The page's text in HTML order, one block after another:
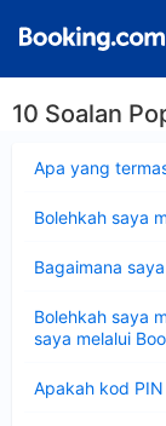
10 Soalan
Apa yang
Bolehkah saya
Bagaimana
Bolehkah saya
saya melalui
Apakah kod